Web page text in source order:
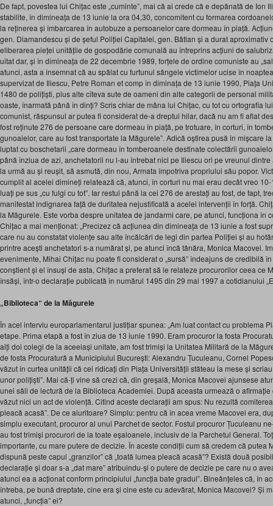
De fapt, povestea lui Chițac este „cuminte”, mai că ai crede că e depănată de Ion
stabilite, în dimineața de 13 iunie la ora 04,30, concomitent cu formarea
la reținerea și îmbarcarea în autobuze a persoanelor care dormeau în piață.
gen. Diamandescu și de șeful Poliției Capitalei, gen. Bâtlan și a durat aproximativ
eliberarea pieței unitățile de gospodărie comunală au întreprins acțiuni de
uitat dar, și în dimineața de 22 decembrie 1989, forțele de ordine comuniste au
atunci, asta a însemnat că au spălat cu furtunul sângele victimelor ucise în
supervizat de Iliescu, Petre Roman et comp în diminața de 13 iunie 1990, Piața
1480 de polițiști, plus alte cîteva sute de oameni din alte categorii de personal
oaste, înarmată până în dinți? Scris chiar de mâna lui Chițac, cu tot cu ortografia
comunist, răspunsul ar putea fi considerat de-a dreptul hilar, dacă nu am fi aflat
fost reținute 276 de persoane care dormeau în piață, pe trotuare, în corturi, în
gunoaielor, care au fost transportate la Măgurele”. Adică oștirea pusă în mișcare
luptat cu boschetarii „care dormeau în tomberoanele destinate colectării
până înziua de azi, anchetatorii nu l-au întrebat nici pe Iliescu ori pe vreunul
la urmă au și reușit, să asmută, din nou, Armata împotriva propriului său popor.
cumplit al acelei dimineți relatează că, atunci, în corturi nu mai erau decât vreo
luați pe sus „cu fulgi cu tot”. Iar restul până la cei 276 de arestați au fost, de fapt,
manifestat indignarea față de duritatea nejustificată a acelei intervenții în forță.
la Măgurele. Este vorba despre unitatea de jandarmi care, pe atunci, funcționa în
Chițac a mai menționat: „Precizez că acțiunea din dimineața de 13 iunie a fost
care nu au constatat violențe sau alte încălcări de legi din partea Poliției și au
printre acești anchetatori s-a numărat și, pe atunci încă tânăra, Monica Macovei.
evenimente, Mihai Chițac nu poate fi considerat o „sursă” îndeajuns de credibilă
conștient și el însuși de asta, Chițac a preferat să le relateze procurorilor ceea ce
însăși, într-o declarație publicată în numărul 1495 din 29 mai 1997 a cotidianului
„Biblioteca“ de la Măgurele
În acel interviu europarlamentarul justițiar spunea: „Am luat contact cu problema
etape. Prima etapă a fost în ziua de 13 iunie 1990. Eram procuror la fosta
alți doi colegi de la aceeiași unitate, am fost trimiși la Unitatea Militară de la
de fosta Procuratură a Municipiului București: Alexandru Țuculeanu, Cornel
văzut în curtea unității că cei ridicați din Piața Universității stăteau la mese și
unor polițiști”. Mai că-ți vine să crezi că, din greșală, Monica Macovei ajunsese
unei săli de lectură de la Biblioteca Academiei. După aceasta urmează o
văzut nici un act de violență. Citind aceste declarații am spus: Nu rezultă
pleacă acasă”. De ce aiuritoare? Simplu: pentru că în acea vreme Macovei era,
simplu executant, procuror al unui Parchet de sector. Fostul procuror Țuculeanu
au fost trimiși procurori de la toate eșaloanele, inclusiv de la Parchetul General.
importante, cu mare putere de decizie. În aceste condiții cum să credem că putea
dispună peste capul „granzilor” că „toată lumea pleacă acasă”? Există două
declarație și doar s-a „dat mare” atribuindu-și o putere de decizie pe care nu o
atunci ea a acționat conform principiului „funcția bate gradul”. Bineânțeles că, în
întreba, pe bună dreptate, cine era și cine este cu adevărat, Monica Macovei? Și
atunci, „funcția” ei?